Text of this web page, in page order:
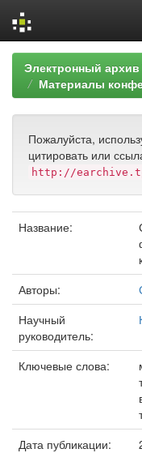
Skip
navigation
Электронный
Материалы
Пожалуйста,
цитировать или
http://
Название:
Авторы:
Научный
руководитель:
Ключевые слова:
Дата публикации: